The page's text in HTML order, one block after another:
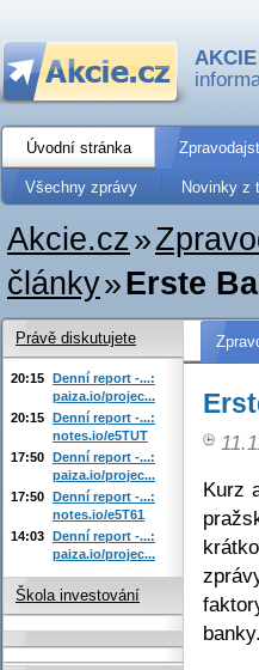
Úvodní stránka
Všechny zprávy Novinky z
Akcie.cz»
články»Erste
Kurz
banky.
Právě diskutujete
20:15 Denní report -...:
paiza.io/projec...
20:15 Denní report -...:
notes.io/e5TUT
17:50 Denní report -...:
paiza.io/projec...
17:50 Denní report -...:
notes.io/e5T61
14:03 Denní report -...:
paiza.io/projec...
Škola investování